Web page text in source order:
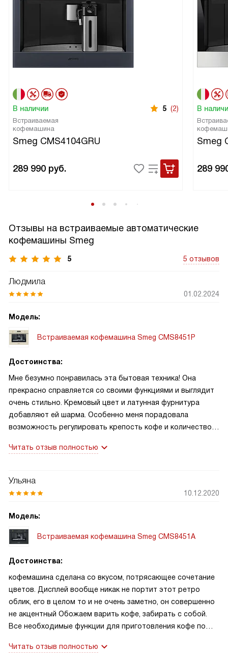
В наличии 5 (2)
Встраиваемая
кофемашина
Smeg CMS4104GRU
289 990 руб.
В
Smeg
289
Отзывы на встраиваемые автоматические
кофемашины Smeg
5 5 отзывов
Людмила
01.02.2024
Модель:
Встраиваемая кофемашина Smeg CMS8451P
Достоинства:
Мне безумно понравилась эта бытовая техника! Она
прекрасно справляется со своими функциями и выглядит
очень стильно. Кремовый цвет и латунная фурнитура
добавляют ей шарма. Особенно меня порадовала
возможность регулировать крепость кофе и количество
автоматическое включение по времени.
Читать отзыв полностью
Ульяна
10.12.2020
Модель:
Встраиваемая кофемашина Smeg CMS8451A
Достоинства:
кофемашина сделана со вкусом, потрясающее сочетание
цветов. Дисплей вообще никак не портит этот ретро
облик, его в целом то и не очень заметно, он совершенно
не акцентный Обожаем варить кофе, забирать с собой.
Все необходимые функции для приготовления кофе по
Читать отзыв полностью